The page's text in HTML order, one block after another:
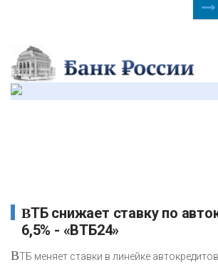
ВТБ снижает ставку по автокредитам до
6,5% - «ВТБ24»
ВТБ меняет ставки в линейке